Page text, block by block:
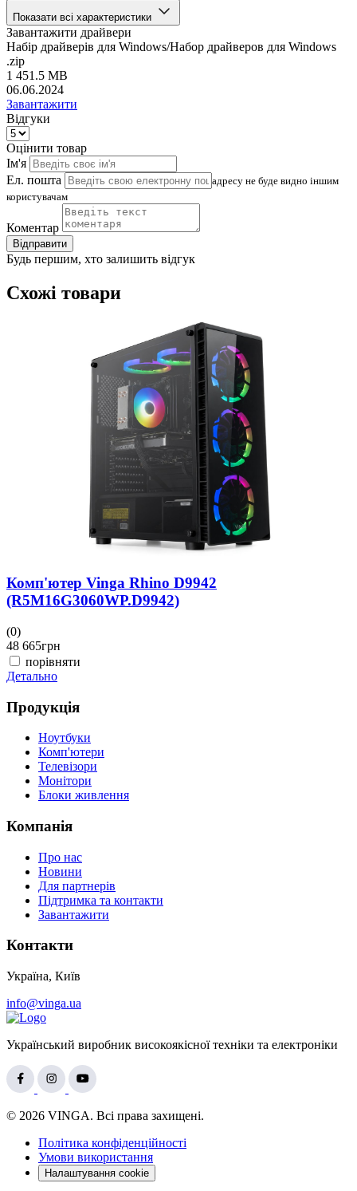
Показати всі характеристики
Завантажити драйвери
Набір драйверів для Windows/Набор драйверов для Windows
.zip
1 451.5 MB
06.06.2024
Завантажити
Відгуки
Оцінити товар
Ім'я
Ел. пошта
адресу не буде видно іншим
користувачам
Коментар
Відправити
Будь першим, хто залишить відгук
Схожі товари
Комп'ютер Vinga Rhino D9942
(R5M16G3060WP.D9942)
(0)
48 665грн
порівняти
Детально
Продукція
Ноутбуки
Комп'ютери
Телевізори
Монітори
Блоки живлення
Компанія
Про нас
Новини
Для партнерів
Підтримка та контакти
Завантажити
Контакти
Україна, Київ
info@vinga.ua
Український виробник високоякісної техніки та електроніки
© 2026 VINGA. Всі права захищені.
Політика конфіденційності
Умови використання
Налаштування cookie